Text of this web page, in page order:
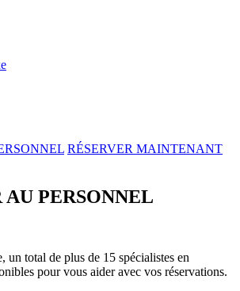
RÉSERVER MAINTENANT
PERSONNEL
un total de plus de 15 spécialistes en
pour vous aider avec vos réservations.